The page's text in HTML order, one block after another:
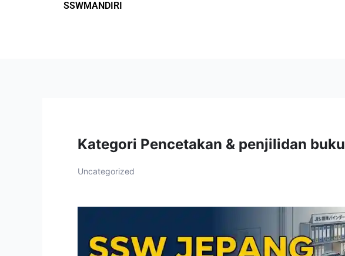
SSWMANDIRI
Kategori Pencetakan & penjilidan buku
Uncategorized